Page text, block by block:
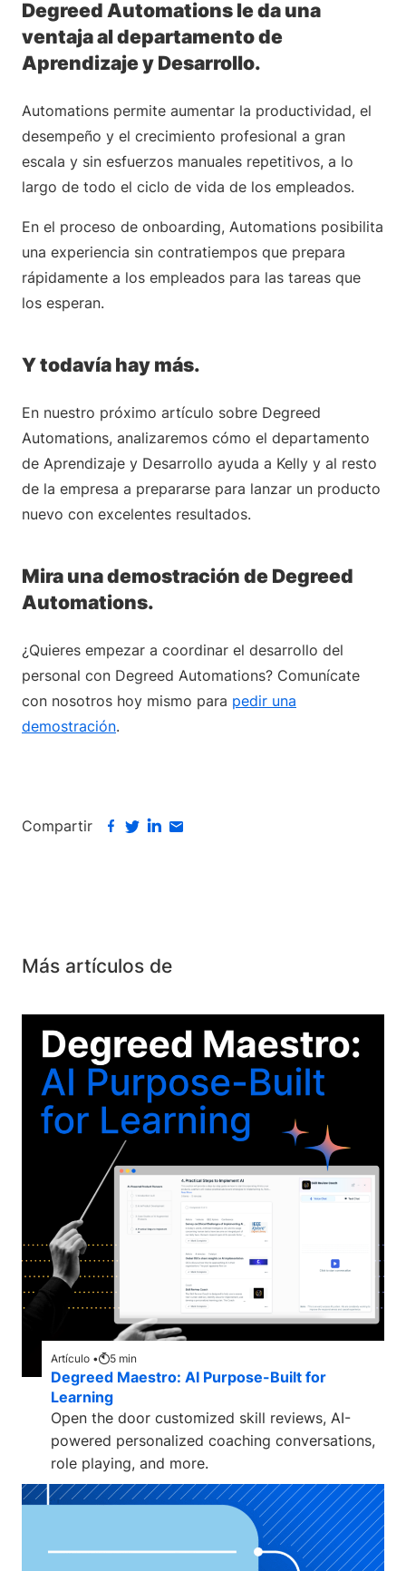
Degreed Automations le da una
ventaja al departamento de
Aprendizaje y Desarrollo.
Automations permite aumentar la productividad, el
desempeño y el crecimiento profesional a gran
escala y sin esfuerzos manuales repetitivos, a lo
largo de todo el ciclo de vida de los empleados.
En el proceso de onboarding, Automations posibilita
una experiencia sin contratiempos que prepara
rápidamente a los empleados para las tareas que
los esperan.
Y todavía hay más.
En nuestro próximo artículo sobre Degreed
Automations, analizaremos cómo el departamento
de Aprendizaje y Desarrollo ayuda a Kelly y al resto
de la empresa a prepararse para lanzar un producto
nuevo con excelentes resultados.
Mira una demostración de Degreed
Automations.
¿Quieres empezar a coordinar el desarrollo del
personal con Degreed Automations? Comunícate
con nosotros hoy mismo para pedir una
demostración.
Compartir
Más artículos de
Artículo • 5 min
Degreed Maestro: AI Purpose-Built for
Learning
Open the door customized skill reviews, AI-
powered personalized coaching conversations,
role playing, and more.